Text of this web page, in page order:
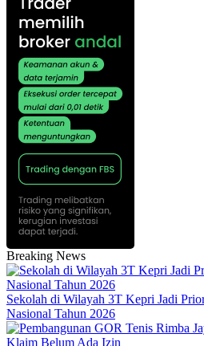
Breaking News
Sekolah di Wilayah 3T Kepri Jadi
Nasional Tahun 2026